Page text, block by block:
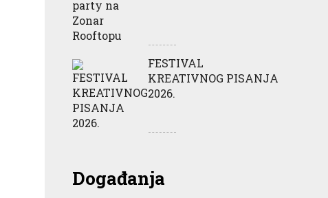
FESTIVAL
KREATIVNOG PISANJA
2026.
Događanja